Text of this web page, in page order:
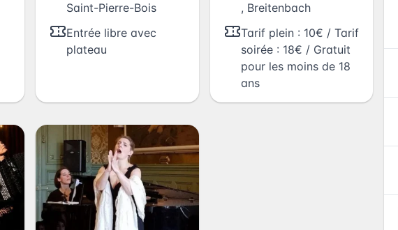
Saint-Pierre-Bois
Entrée libre avec
plateau
, Breitenbach
Tarif plein : 10€ / Tarif
soirée : 18€ / Gratuit
pour les moins de 18
ans